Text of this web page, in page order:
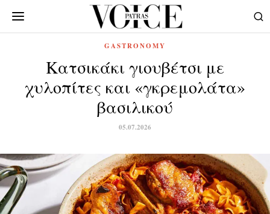
GASTRONOMY
Κατσικάκι γιουβέτσι με
χυλοπίτες και «γκρεμολάτα»
βασιλικού
05.07.2026